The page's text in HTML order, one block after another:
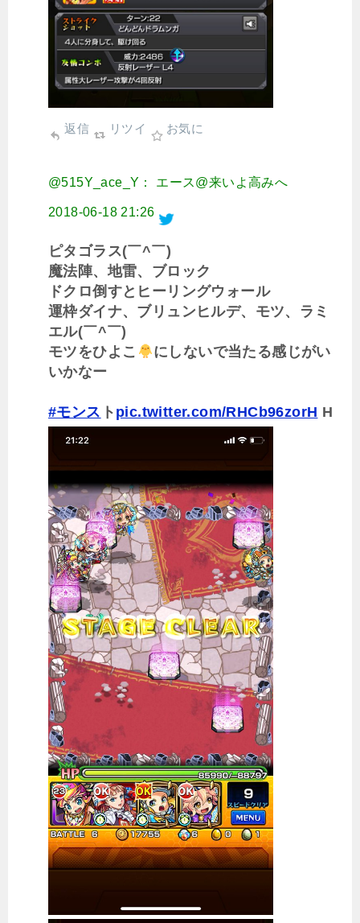
返信 リツイ お気に
@515Y_ace_Y： エース@来いよ高みへ
2018-06-18 21:26
ピタゴラス(￣^￣)ゞ
魔法陣、地雷、ブロック
ドクロ倒すとヒーリングウォール
運枠ダイナ、ブリュンヒルデ、モツ、ラミ
エル(￣^￣)ゞ
モツをひよこ
にしないで当たる感じがい
いかなー
#モンス ト pic.twitter.com/RHCb96zorH H